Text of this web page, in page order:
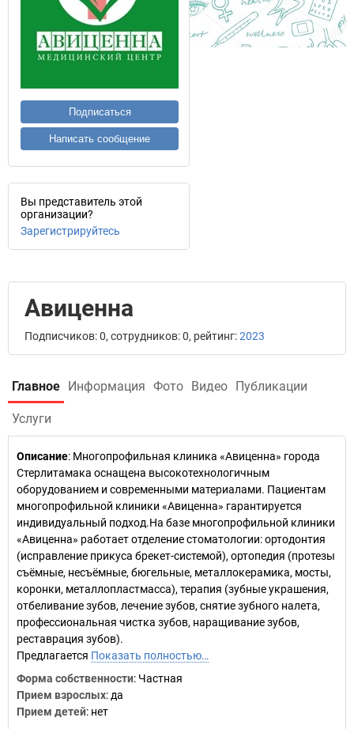
Подписаться
Написать сообщение
Вы представитель этой
организации?
Зарегистрируйтесь
Авиценна
Подписчиков: 0, сотрудников: 0, рейтинг:2023
Главное Информация Фото Видео Публикации
Услуги
Описание: Многопрофильная клиника «Авиценна» города
Стерлитамака оснащена высокотехнологичным
оборудованием и современными материалами. Пациентам
многопрофильной клиники «Авиценна» гарантируется
индивидуальный подход.На базе многопрофильной клиники
«Авиценна» работает отделение стоматологии: ортодонтия
(исправление прикуса брекет-системой), ортопедия (протезы
съёмные, несъёмные, бюгельные, металлокерамика, мосты,
коронки, металлопластмасса), терапия (зубные украшения,
отбеливание зубов, лечение зубов, снятие зубного налета,
профессиональная чистка зубов, наращивание зубов,
реставрация зубов).
Предлагается Показать полностью…
Форма собственности: Частная
Прием взрослых: да
Прием детей: нет